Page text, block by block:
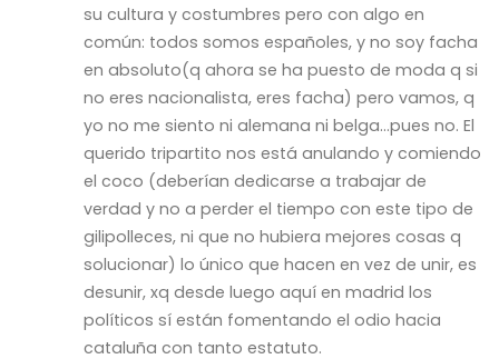
su cultura y costumbres pero con algo en
común: todos somos españoles, y no soy facha
en absoluto(q ahora se ha puesto de moda q si
no eres nacionalista, eres facha) pero vamos, q
yo no me siento ni alemana ni belga…pues no. El
querido tripartito nos está anulando y comiendo
el coco (deberían dedicarse a trabajar de
verdad y no a perder el tiempo con este tipo de
gilipolleces, ni que no hubiera mejores cosas q
solucionar) lo único que hacen en vez de unir, es
desunir, xq desde luego aquí en madrid los
políticos sí están fomentando el odio hacia
cataluña con tanto estatuto.